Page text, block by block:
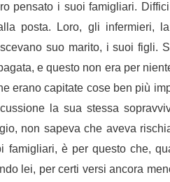
pensato i suoi famigliari.
posta. Loro, gli infermieri,
suo marito, i suoi figli.
e questo non era per
erano capitate cose ben più
la sua stessa
non sapeva che aveva
famigliari, è per questo che,
lei, per certi versi ancora